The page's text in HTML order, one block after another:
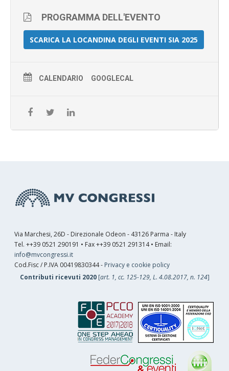
PROGRAMMA DELL'EVENTO
SCARICA LA LOCANDINA DEGLI EVENTI SIA 2025
CALENDARIO GOOGLECAL
Via Marchesi, 26D - Direzionale Odeon - 43126 Parma - Italy
Tel. ++39 0521 290191 • Fax ++39 0521 291314 • Email:
info@mvcongressi.it
Cod.Fisc / P.IVA 00419830344 - Privacy e cookie policy
Contributi ricevuti 2020[art. 1, cc. 125-129, L. 4.08.2017, n. 124]